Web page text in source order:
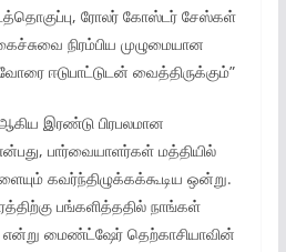
ரோலர் கோஸ்டர் சேஸ்கள்
நிரம்பிய முழுமையான
ஈடுபாட்டுடன் வைத்திருக்கும்”
இரண்டு பிரபலமான
பார்வையாளர்கள் மத்தியில்
கவர்ந்திழுக்கக்கூடிய ஒன்று.
பங்களித்ததில் நாங்கள்
மைண்ட்ஷேர் தெற்காசியாவின்